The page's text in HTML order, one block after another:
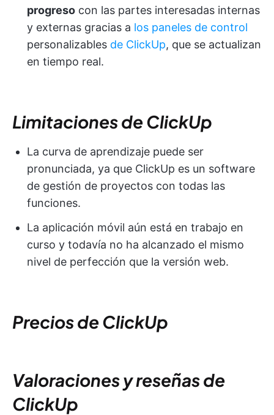
progreso con las partes interesadas internas
y externas gracias a los paneles de control
personalizables de ClickUp, que se actualizan
en tiempo real.
Limitaciones de ClickUp
La curva de aprendizaje puede ser
pronunciada, ya que ClickUp es un software
de gestión de proyectos con todas las
funciones.
La aplicación móvil aún está en trabajo en
curso y todavía no ha alcanzado el mismo
nivel de perfección que la versión web.
Precios de ClickUp
Valoraciones y reseñas de
ClickUp